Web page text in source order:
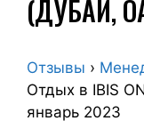
(ДУБАЙ,
Отзывы ›
Отдых в IBIS
январь 2023